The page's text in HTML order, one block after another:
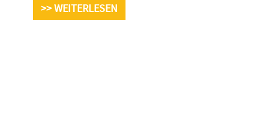
>> WEITERLESEN